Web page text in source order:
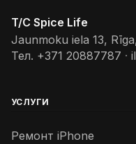
T/C Spice Life
Jaunmoku iela 13,
Тел. +371 20887787 ·
УСЛУГИ
Ремонт iPhone